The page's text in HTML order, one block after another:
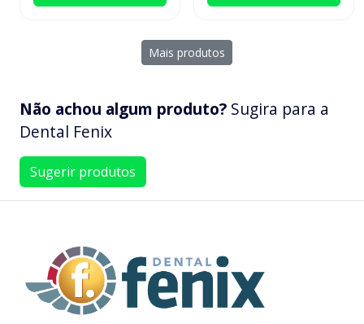
Mais produtos
Não achou algum produto? Sugira para a
Dental Fenix
Sugerir produtos